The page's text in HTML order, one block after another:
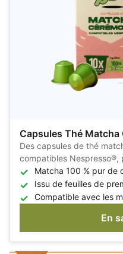
Capsules Thé Matcha
Des capsules de thé
compatibles Nespresso®,
l'authenticité du matcha
secondes.
Matcha 100 % pur de
Issu de feuilles de
Compatible avec les
En